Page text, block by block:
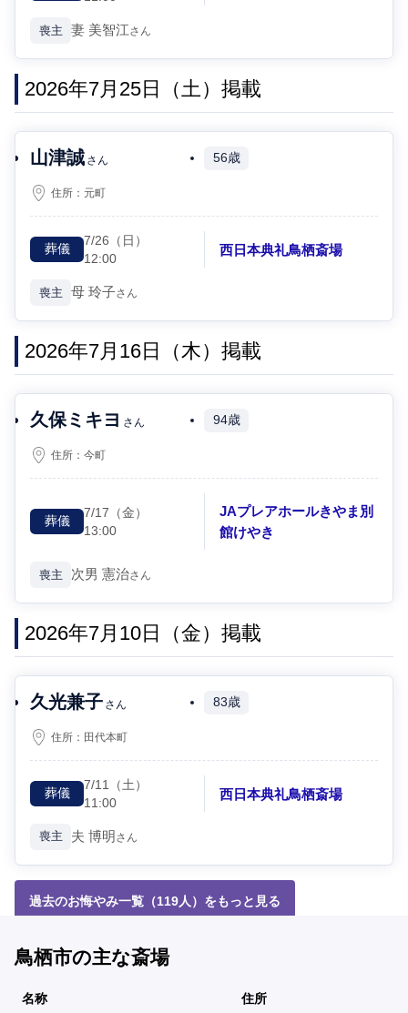
喪主 妻 美智江さん
2026年7月25日（土）掲載
山津誠 さん 56歳
住所： 元町
葬儀
7/26 （日）
12:00
西日本典礼鳥栖斎場
喪主 母 玲子さん
2026年7月16日（木）掲載
久保ミキヨ さん 94歳
住所：今町
葬儀
7/17 （金）
13:00
JAプレアホールきやま別
館けやき
喪主 次男 憲治さん
2026年7月10日（金）掲載
久光兼子 さん 83歳
住所： 田代本町
葬儀
7/11 （土）
11:00
西日本典礼鳥栖斎場
喪主 夫 博明 さん
過去のお悔やみ一覧（119人）をもっと見る
鳥栖市の主な斎場
名称 住所